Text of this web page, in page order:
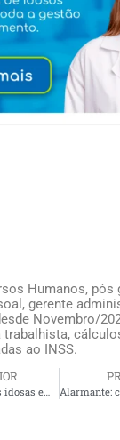
Humanos, pós
gerente
Novembro/
trabalhista,
ao INSS.
Manter as pessoas idosas em casa é um privilégio: um cuidador de idosos pode ajudar